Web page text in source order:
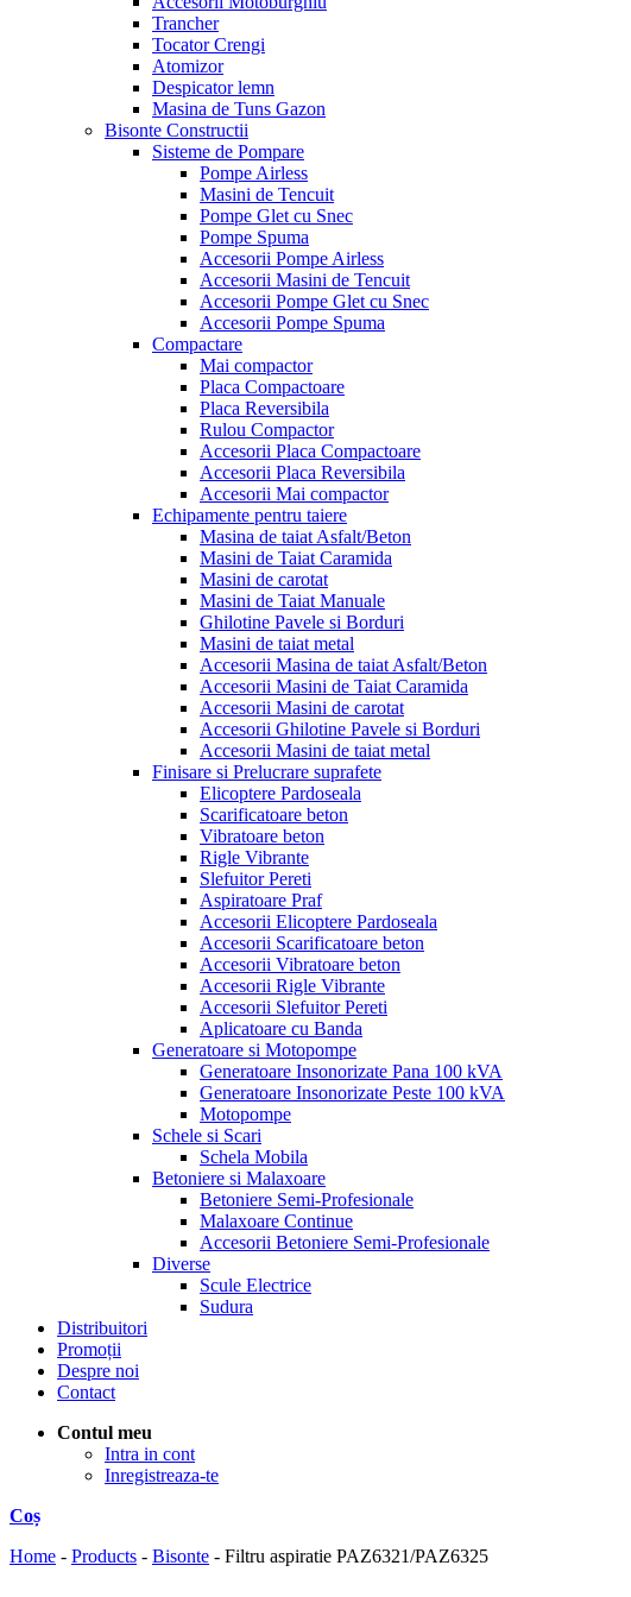
Trancher
Tocator Crengi
Atomizor
Despicator lemn
Masina de Tuns Gazon
Bisonte Constructii
Sisteme de Pompare
Pompe Airless
Masini de Tencuit
Pompe Glet cu Snec
Pompe Spuma
Accesorii Pompe Airless
Accesorii Masini de Tencuit
Accesorii Pompe Glet cu Snec
Accesorii Pompe Spuma
Compactare
Mai compactor
Placa Compactoare
Placa Reversibila
Rulou Compactor
Accesorii Placa Compactoare
Accesorii Placa Reversibila
Accesorii Mai compactor
Echipamente pentru taiere
Masina de taiat Asfalt/Beton
Masini de Taiat Caramida
Masini de carotat
Masini de Taiat Manuale
Ghilotine Pavele si Borduri
Masini de taiat metal
Accesorii Masina de taiat Asfalt/Beton
Accesorii Masini de Taiat Caramida
Accesorii Masini de carotat
Accesorii Ghilotine Pavele si Borduri
Accesorii Masini de taiat metal
Finisare si Prelucrare suprafete
Elicoptere Pardoseala
Scarificatoare beton
Vibratoare beton
Rigle Vibrante
Slefuitor Pereti
Aspiratoare Praf
Accesorii Elicoptere Pardoseala
Accesorii Scarificatoare beton
Accesorii Vibratoare beton
Accesorii Rigle Vibrante
Accesorii Slefuitor Pereti
Aplicatoare cu Banda
Generatoare si Motopompe
Generatoare Insonorizate Pana 100 kVA
Generatoare Insonorizate Peste 100 kVA
Motopompe
Schele si Scari
Schela Mobila
Betoniere si Malaxoare
Betoniere Semi-Profesionale
Malaxoare Continue
Accesorii Betoniere Semi-Profesionale
Diverse
Scule Electrice
Sudura
Distribuitori
Promoții
Despre noi
Contact
Contul meu
Intra in cont
Inregistreaza-te
Coș
Home - Products - Bisonte - Filtru aspiratie PAZ6321/PAZ6325